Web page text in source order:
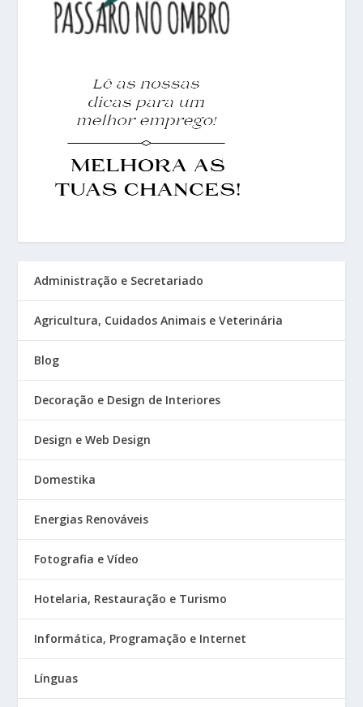
Administração e Secretariado
Agricultura, Cuidados Animais e Veterinária
Blog
Decoração e Design de Interiores
Design e Web Design
Domestika
Energias Renováveis
Fotografia e Vídeo
Hotelaria, Restauração e Turismo
Informática, Programação e Internet
Línguas